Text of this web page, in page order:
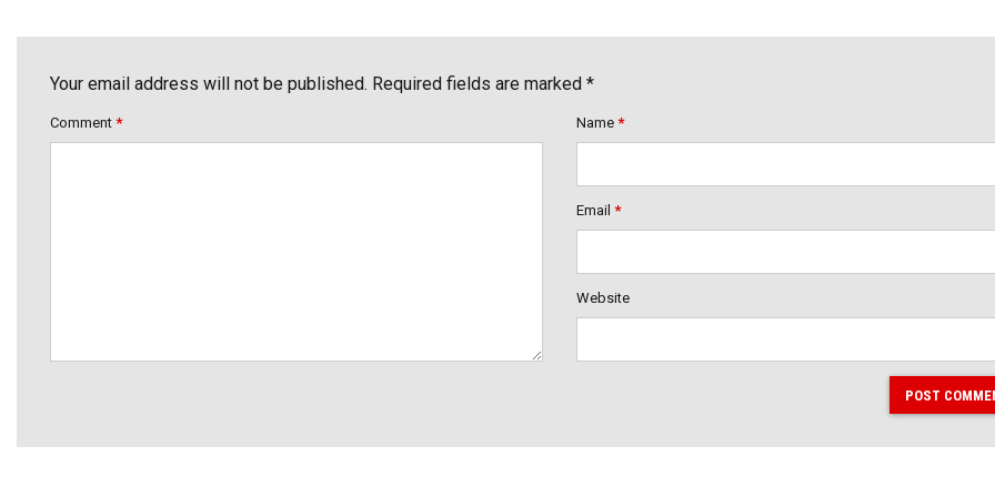
Your email address will not be published. Required fields are marked *
Comment * Name *
Email *
Website
POST